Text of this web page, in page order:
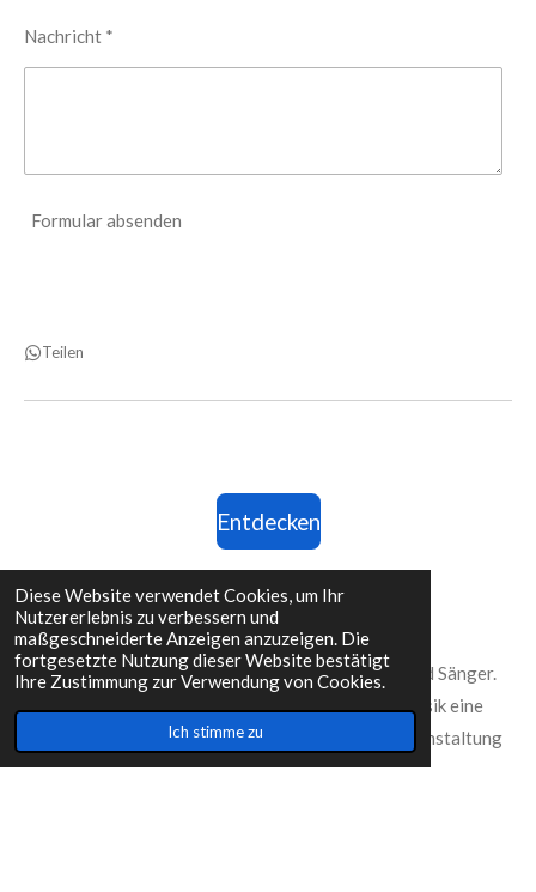
Diese Website verwendet Cookies, um Ihr
Nutzererlebnis zu verbessern und
maßgeschneiderte Anzeigen anzuzeigen. Die
fortgesetzte Nutzung dieser Website bestätigt
Ihre Zustimmung zur Verwendung von Cookies.
Ich stimme zu
Nachricht *
Formular absenden
Teilen
Entdecken
Über mich
Mein Name ist Leon Hattemer, ich bin Gitarrist und Sänger.
Mein Fokus liegt darauf, durch hochwertige Musik eine
emotionale Atmosphäre zu schaffen, die Ihre Veranstaltung
unvergesslich macht.